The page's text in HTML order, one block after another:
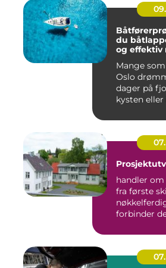
du
og effektiv
Mange
Oslo
dager på
kysten
handler
fra første
forbinder